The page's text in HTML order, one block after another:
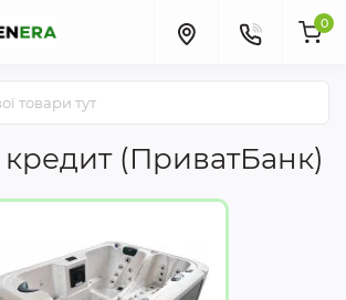
0
кредит (ПриватБанк)